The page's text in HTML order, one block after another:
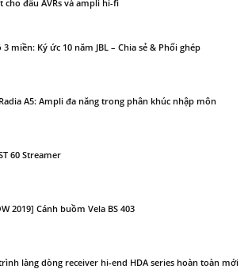
cho đầu AVRs và ampli hi-fi
3 miền: Ký ức 10 năm JBL – Chia sẻ & Phối ghép
A5: Ampli đa năng trong phân khúc nhập môn
60 Streamer
2019] Cánh buồm Vela BS 403
làng dòng receiver hi-end HDA series hoàn toàn mới